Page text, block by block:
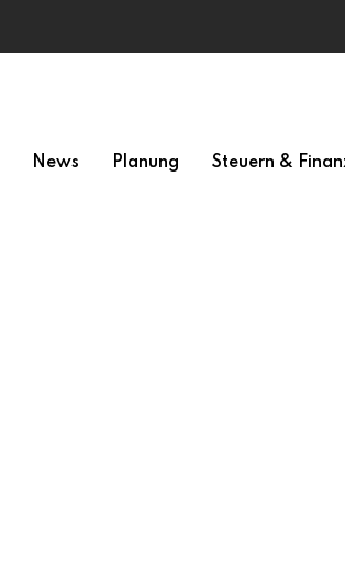
News Planung Steuern &